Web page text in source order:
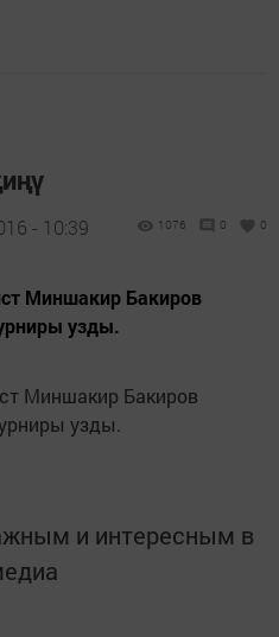
- 10:39 1076 0 0
Миншакир Бакиров
узды.
Миншакир Бакиров
узды.
и интересным в